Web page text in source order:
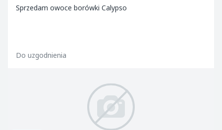
Sprzedam owoce borówki Calypso
Do uzgodnienia